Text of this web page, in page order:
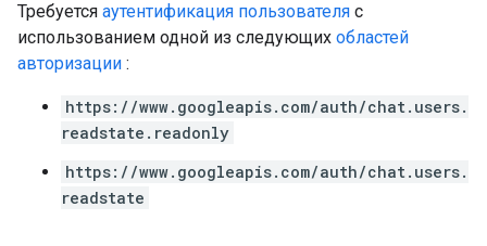
Требуется аутентификация пользователя с
использованием одной из следующих областей
авторизации :
https://www.googleapis.com/auth/chat.users.
readstate.readonly
https://www.googleapis.com/auth/chat.users.
readstate